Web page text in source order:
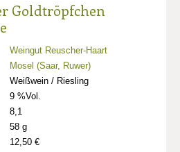
Goldtröpfchen
Weingut Reuscher-Haart
Mosel (Saar, Ruwer)
Weißwein / Riesling
9 %Vol.
8,1
58 g
12,50 €